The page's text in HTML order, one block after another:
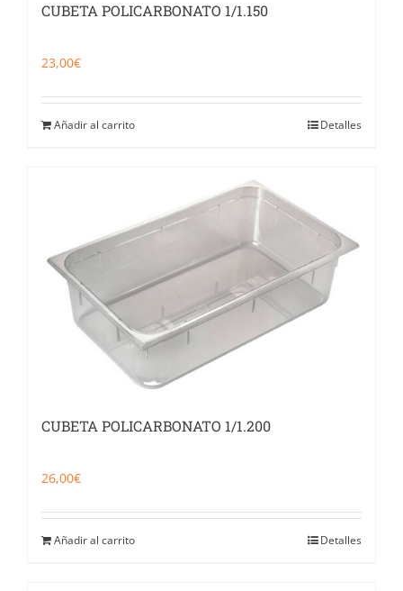
CUBETA POLICARBONATO 1/1.150
23,00€
Añadir al carrito Detalles
CUBETA POLICARBONATO 1/1.200
26,00€
Añadir al carrito Detalles